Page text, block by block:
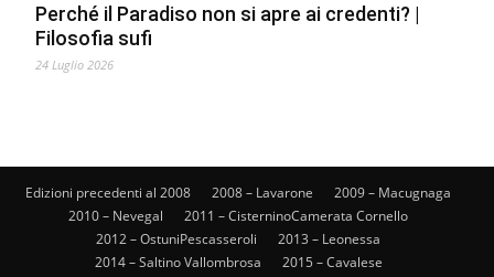
Perché il Paradiso non si apre ai credenti? |
Filosofia sufi
24 Luglio 2026
Edizioni precedenti al 2008 2008 – Lavarone
2009 – Macugnaga
2010 – Nevegal
2011 – CisterninoCamerata Cornello
2012 – OstuniPescasseroli
2013 – Leonessa
2014 – Saltino Vallombrosa
2015 – Cavalese